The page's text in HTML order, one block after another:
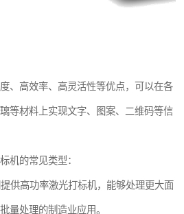
、高效率、高灵活性等优点，可以在各
等材料上实现文字、图案、二维码等信
机的常见类型：
供高功率激光打标机，能够处理更大面
量处理的制造业应用。